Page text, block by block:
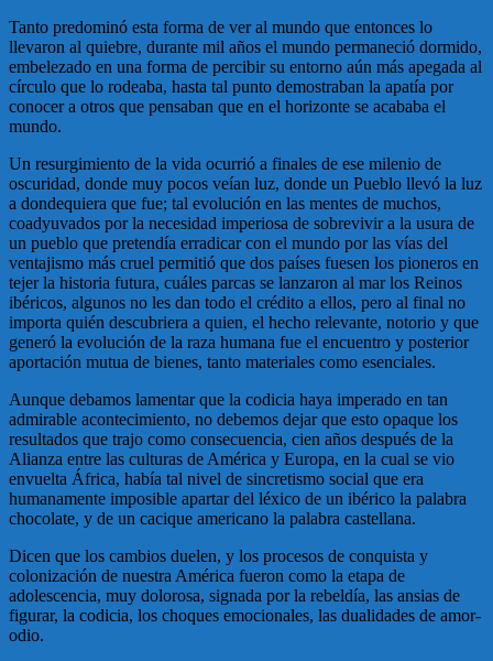
Tanto predominó esta forma de ver al mundo que entonces lo
llevaron al quiebre, durante mil años el mundo permaneció dormido,
embelezado en una forma de percibir su entorno aún más apegada al
círculo que lo rodeaba, hasta tal punto demostraban la apatía por
conocer a otros que pensaban que en el horizonte se acababa el
mundo.
Un resurgimiento de la vida ocurrió a finales de ese milenio de
oscuridad, donde muy pocos veían luz, donde un Pueblo llevó la luz
a dondequiera que fue; tal evolución en las mentes de muchos,
coadyuvados por la necesidad imperiosa de sobrevivir a la usura de
un pueblo que pretendía erradicar con el mundo por las vías del
ventajismo más cruel permitió que dos países fuesen los pioneros en
tejer la historia futura, cuáles parcas se lanzaron al mar los Reinos
ibéricos, algunos no les dan todo el crédito a ellos, pero al final no
importa quién descubriera a quien, el hecho relevante, notorio y que
generó la evolución de la raza humana fue el encuentro y posterior
aportación mutua de bienes, tanto materiales como esenciales.
Aunque debamos lamentar que la codicia haya imperado en tan
admirable acontecimiento, no debemos dejar que esto opaque los
resultados que trajo como consecuencia, cien años después de la
Alianza entre las culturas de América y Europa, en la cual se vio
envuelta África, había tal nivel de sincretismo social que era
humanamente imposible apartar del léxico de un ibérico la palabra
chocolate, y de un cacique americano la palabra castellana.
Dicen que los cambios duelen, y los procesos de conquista y
colonización de nuestra América fueron como la etapa de
adolescencia, muy dolorosa, signada por la rebeldía, las ansias de
figurar, la codicia, los choques emocionales, las dualidades de amor-
odio.